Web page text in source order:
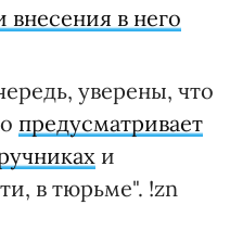
внесения в него
уверены, что
предусматривает
и
в тюрьме". !zn